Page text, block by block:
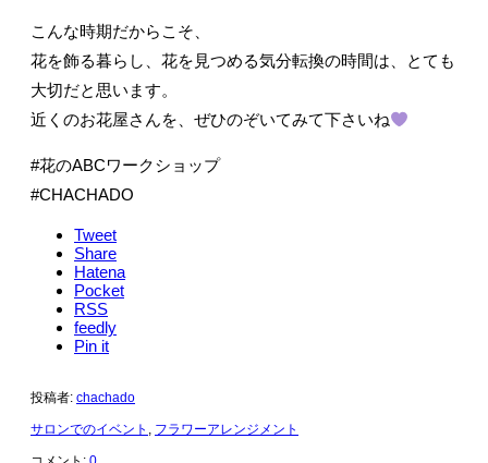
こんな時期だからこそ、
花を飾る暮らし、花を見つめる気分転換の時間は、とても
大切だと思います。
近くのお花屋さんを、ぜひのぞいてみて下さいね
#花のABCワークショップ
#CHACHADO
Tweet
Share
Hatena
Pocket
RSS
feedly
Pin it
投稿者: chachado
サロンでのイベント , フラワーアレンジメント